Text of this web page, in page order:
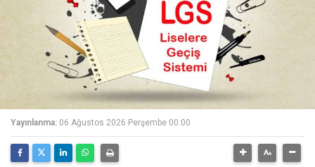
Yayınlanma: 06 Ağustos 2026 Perşembe 00:00